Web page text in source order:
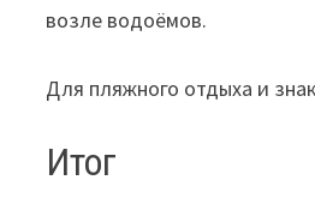
возле водоёмов.
Для пляжного отдыха и
Итог